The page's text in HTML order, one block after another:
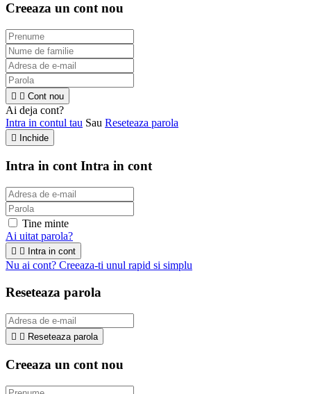
Creeaza un cont nou
  Cont nou
Ai deja cont?
Intra in contul tau Sau Reseteaza parola
 Inchide
Intra in contIntra in cont
Tine minte
Ai uitat parola?
  Intra in cont
Nu ai cont? Creeaza-ti unul rapid si simplu
Reseteaza parola
  Reseteaza parola
Creeaza un cont nou